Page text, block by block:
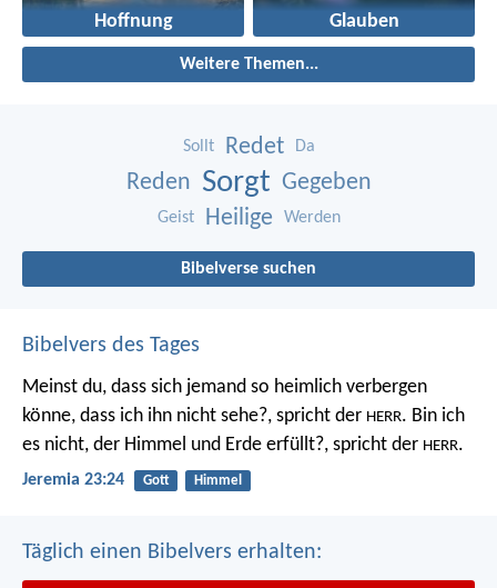
Hoffnung Glauben
Weitere Themen...
Sollt Redet Da
Reden Sorgt Gegeben
Geist Heilige Werden
Bibelverse suchen
Bibelvers des Tages
Meinst du, dass sich jemand so heimlich verbergen
könne, dass ich ihn nicht sehe?, spricht der HERR. Bin ich
es nicht, der Himmel und Erde erfüllt?, spricht der HERR.
Jeremia 23:24 Gott Himmel
Täglich einen Bibelvers erhalten: